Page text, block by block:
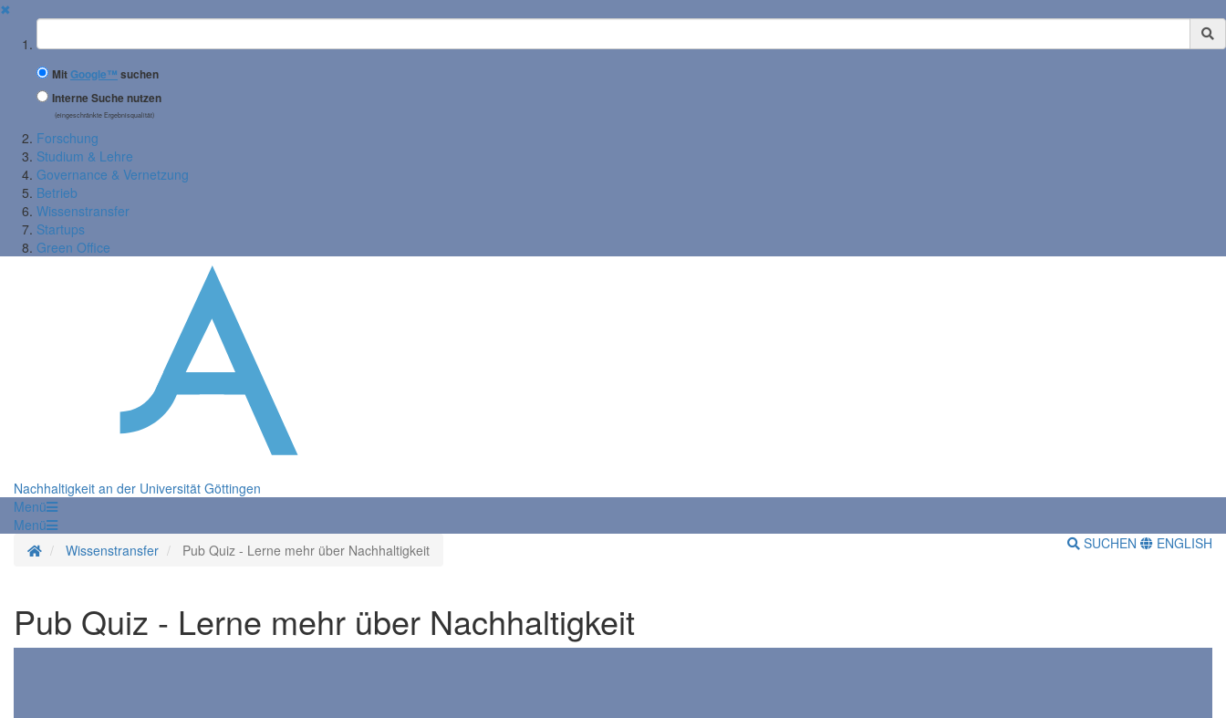
✖
Suchbegriff
MitGoogle™ suchen
Interne Suche nutzen
(eingeschränkte Ergebnisqualität)
Forschung
Studium & Lehre
Governance & Vernetzung
Betrieb
Wissenstransfer
Startups
Green Office
Nachhaltigkeit an der Universität Göttingen
Menü
Menü
Startseite
Wissenstransfer Pub Quiz - Lerne mehr über Nachhaltigkeit SUCHEN ENGLISH
Pub Quiz - Lerne mehr über Nachhaltigkeit